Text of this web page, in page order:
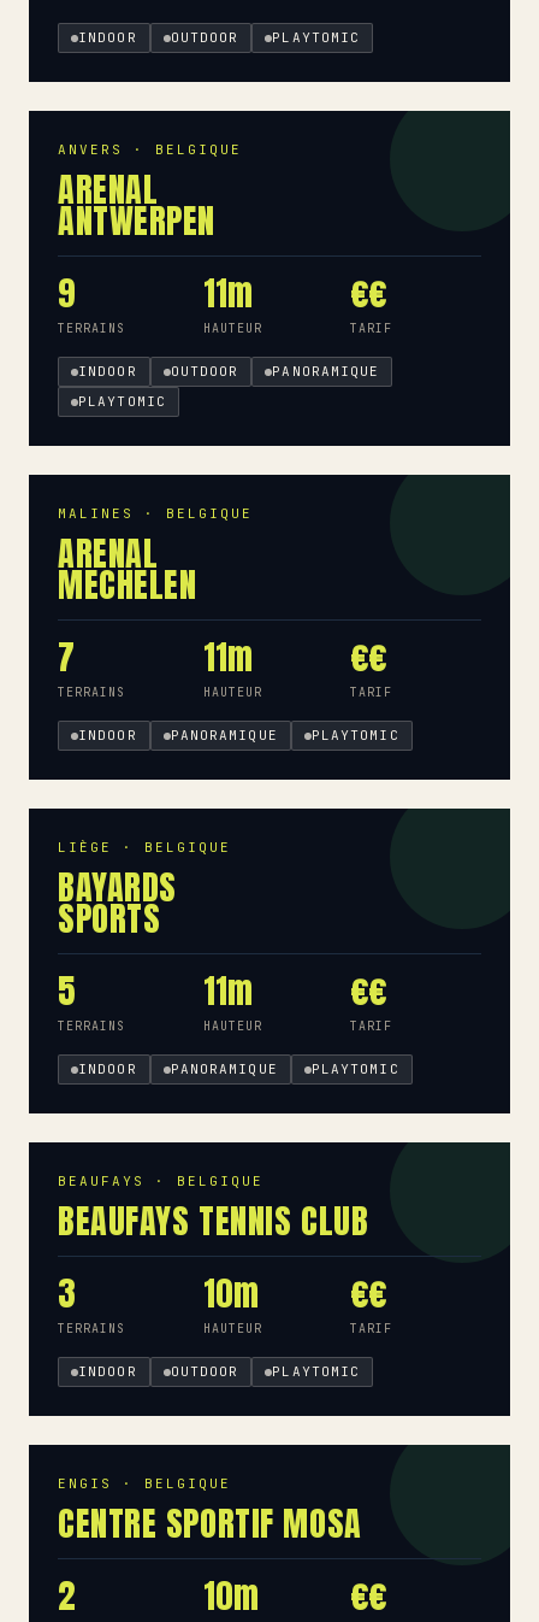
INDOOR OUTDOOR PLAYTOMIC
ANVERS · BELGIQUE
ARENAL
ANTWERPEN
9
TERRAINS
11m
HAUTEUR
€€
TARIF
INDOOR OUTDOOR
PANORAMIQUE
PLAYTOMIC
MALINES · BELGIQUE
ARENAL
MECHELEN
7
TERRAINS
11m
HAUTEUR
€€
TARIF
INDOOR PANORAMIQUE PLAYTOMIC
LIÈGE · BELGIQUE
BAYARDS
SPORTS
5
TERRAINS
11m
HAUTEUR
€€
TARIF
INDOOR PANORAMIQUE PLAYTOMIC
BEAUFAYS · BELGIQUE
BEAUFAYS TENNIS CLUB
3
TERRAINS
10m
HAUTEUR
€€
TARIF
INDOOR OUTDOOR PLAYTOMIC
ENGIS · BELGIQUE
CENTRE SPORTIF MOSA
2
10m €€